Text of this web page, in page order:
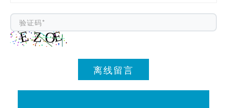
离线留言